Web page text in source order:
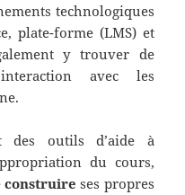
technologiques
plate-forme (LMS) et
y trouver de
avec les
des outils d’aide à
du cours,
construire ses propres